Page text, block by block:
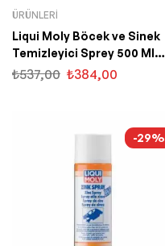
ÜRÜNLERI
Liqui Moly Böcek ve Sinek
Temizleyici Sprey 500 Ml
(1543)
₺537,00 ₺384,00
-29%